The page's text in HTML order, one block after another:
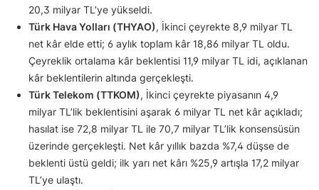
20,3 milyar TL’ye yükseldi.
Türk Hava Yolları (THYAO), İkinci çeyrekte 8,9 milyar TL
net kâr elde etti; 6 aylık toplam kâr 18,86 milyar TL oldu.
Çeyreklik ortalama kâr beklentisi 11,9 milyar TL idi, açıklanan
kâr beklentilerin altında gerçekleşti.
Türk Telekom (TTKOM), İkinci çeyrekte piyasanın 4,9
milyar TL’lik beklentisini aşarak 6 milyar TL net kâr açıkladı;
hasılat ise 72,8 milyar TL ile 70,7 milyar TL’lik konsensüsün
üzerinde gerçekleşti. Net kâr yıllık bazda %7,4 düşse de
beklenti üstü geldi; ilk yarı net kârı %25,9 artışla 17,2 milyar
TL’ye ulaştı.